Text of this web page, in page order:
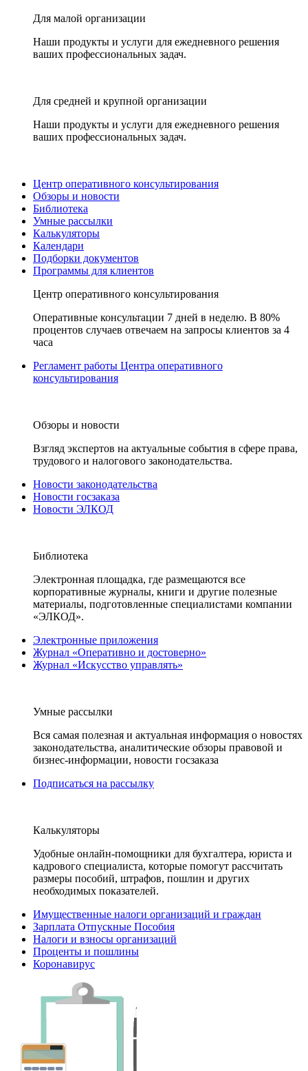
Для малой организации
Наши продукты и услуги для ежедневного решения
ваших профессиональных задач.
Для средней и крупной организации
Наши продукты и услуги для ежедневного решения
ваших профессиональных задач.
Центр оперативного консультирования
Обзоры и новости
Библиотека
Умные рассылки
Калькуляторы
Календари
Подборки документов
Программы для клиентов
Центр оперативного консультирования
Оперативные консультации 7 дней в неделю. В 80%
процентов случаев отвечаем на запросы клиентов за 4
часа
Регламент работы Центра оперативного
консультирования
Обзоры и новости
Взгляд экспертов на актуальные события в сфере права,
трудового и налогового законодательства.
Новости законодательства
Новости госзаказа
Новости ЭЛКОД
Библиотека
Электронная площадка, где размещаются все
корпоративные журналы, книги и другие полезные
материалы, подготовленные специалистами компании
«ЭЛКОД».
Электронные приложения
Журнал «Оперативно и достоверно»
Журнал «Искусство управлять»
Умные рассылки
Вся самая полезная и актуальная информация о новостях
законодательства, аналитические обзоры правовой и
бизнес-информации, новости госзаказа
Подписаться на рассылку
Калькуляторы
Удобные онлайн-помощники для бухгалтера, юриста и
кадрового специалиста, которые помогут рассчитать
размеры пособий, штрафов, пошлин и других
необходимых показателей.
Имущественные налоги организаций и граждан
Зарплата Отпускные Пособия
Налоги и взносы организаций
Проценты и пошлины
Коронавирус